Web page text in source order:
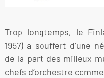
Trop longtemps, le
1957) a souffert d’une
de la part des milieux
chefs d’orchestre